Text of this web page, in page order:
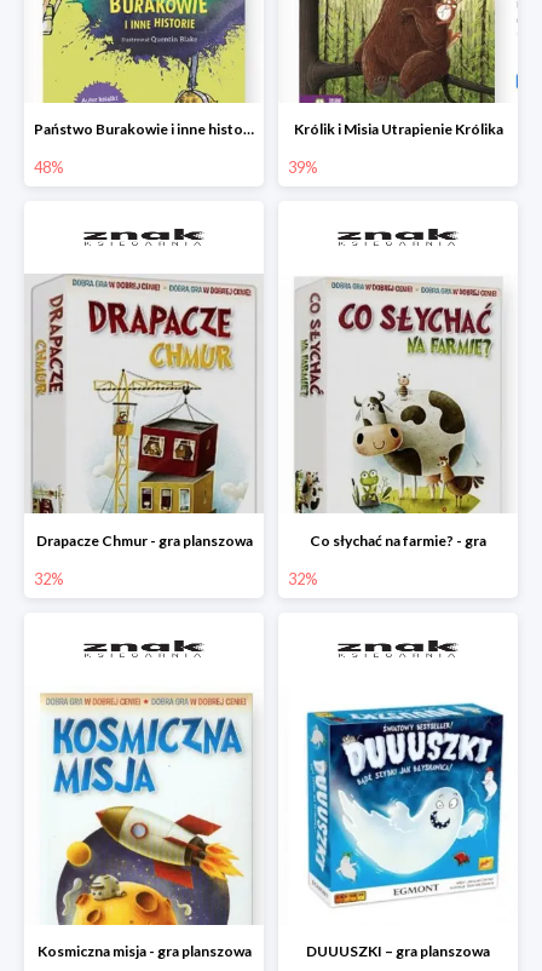
Państwo Burakowie i inne historie
48%
Królik i Misia Utrapienie Królika
39%
Drapacze Chmur - gra planszowa
32%
Co słychać na farmie? - gra
32%
Kosmiczna misja - gra planszowa DUUUSZKI – gra planszowa